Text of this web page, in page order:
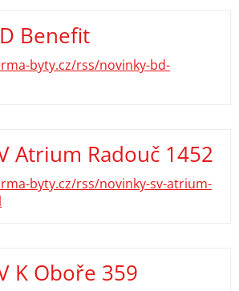
Benefit
byty.cz/rss/novinky-bd-
Atrium Radouč 1452
byty.cz/rss/novinky-sv-atrium-
K Oboře 359